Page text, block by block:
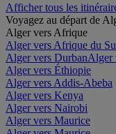
Afficher tous les
Voyagez au départ de
Alger vers Afrique
Alger vers Afrique du
Alger vers DurbanAlger
Alger vers Éthiopie
Alger vers Addis-Abeba
Alger vers Kenya
Alger vers Nairobi
Alger vers Maurice